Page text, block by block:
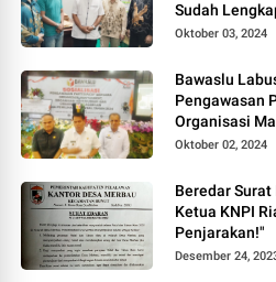
Sudah
Oktober 03, 2024
Bawaslu
Pengawasan
Organisasi
Agama Pada
Oktober 02, 2024
Beredar
Ketua KNPI
Penjarakan!"
Desember 24,